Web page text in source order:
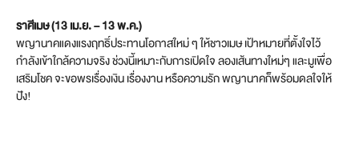
ราศีเมษ (13 เม.ย. – 13 พ.ค.)
พญานาคแดงแรงฤทธิ์ประทานโอกาสใหม่ ๆ ให้ชาวเมษ เป้าหมายที่ตั้งใจไว้
กำลังเข้าใกล้ความจริง ช่วงนี้เหมาะกับการเปิดใจ ลองเส้นทางใหม่ๆ และมูเพื่อ
เสริมโชค จะขอพรเรื่องเงิน เรื่องงาน หรือความรัก พญานาคก็พร้อมดลใจให้
ปัง!